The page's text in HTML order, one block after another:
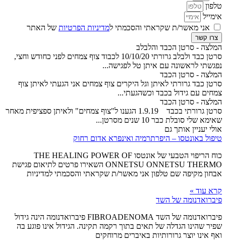
טלפון
אימייל
אני מאשר/ת שקראתי והסכמתי למדיניות הפרטיות של האתר
צרו קשר
המלצה - סרטן הכבד והלבלב
סרטן כבד ולבלב גרורתי 10/10/20 לכבוד צוף צמחים לפני כחודש וחצי,
נפגשתי לראשונה עם איתן טל לפגישה...
המלצה - סרטן הכבד
סרטן כבד גרורתי לאיתן וגל היקרים צוף צמחים אני הגעתי לאיתן צוף
צמחים עם גידול בכבד וכשהגעתי...
המלצה - סרטן הכבד
סרטן גרורתי בכבד 1.9.19 הגענו ל"צוף צמחים" ולאיתן ספציפית מאחר
שאימא שלי סובלת כבר 10 שנים מסרטן...
אולי יעניין אותך גם
טיפול באונטסו – היפרתרמיה ואינפרא אדום רחוק
כוח הריפוי הטבעי של אונטסו THE HEALING POWER OF
ONNETSU ONNETSU THERMO השאירו פרטים לתיאום פגישת
אבחון מקיפה שם טלפון אני מאשר/ת שקראתי והסכמתי למדיניות
קרא עוד »
פיברואדנומה של השד
פיברואדנומה של השד FIBROADENOMA פיברואדנומה הינה גידול
שפיר שהינו הגדלה של תאים בתוך רקמה תקינה. הגידול אינו פוגע בה
ואף אינו יוצר גרורותיות באיברים מרוחקים